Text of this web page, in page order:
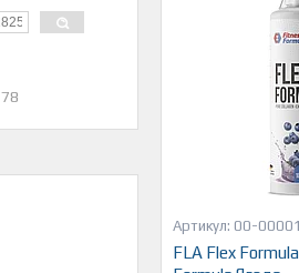
78
00-
FLA Flex